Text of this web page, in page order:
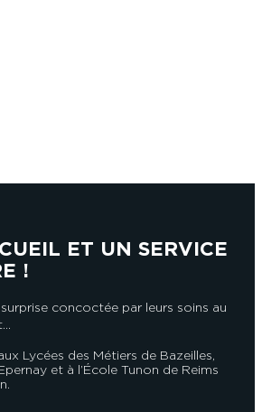
ET UN SERVICE
!
concoctée par leurs soins au
Lycées des Métiers de Bazeilles,
et à l’École Tunon de Reims